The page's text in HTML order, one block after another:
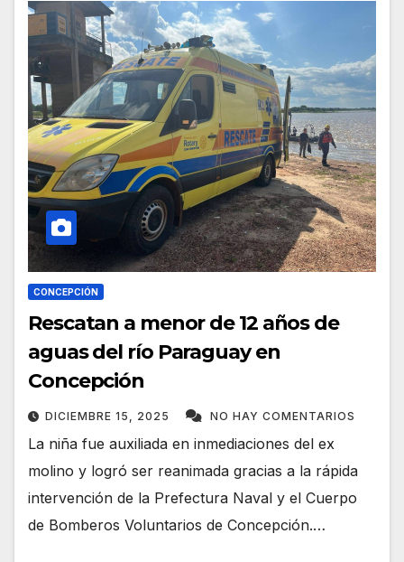
CONCEPCIÓN
Rescatan a menor de 12 años de
aguas del río Paraguay en
Concepción
DICIEMBRE 15, 2025 NO HAY COMENTARIOS
La niña fue auxiliada en inmediaciones del ex
molino y logró ser reanimada gracias a la rápida
intervención de la Prefectura Naval y el Cuerpo
de Bomberos Voluntarios de Concepción.…